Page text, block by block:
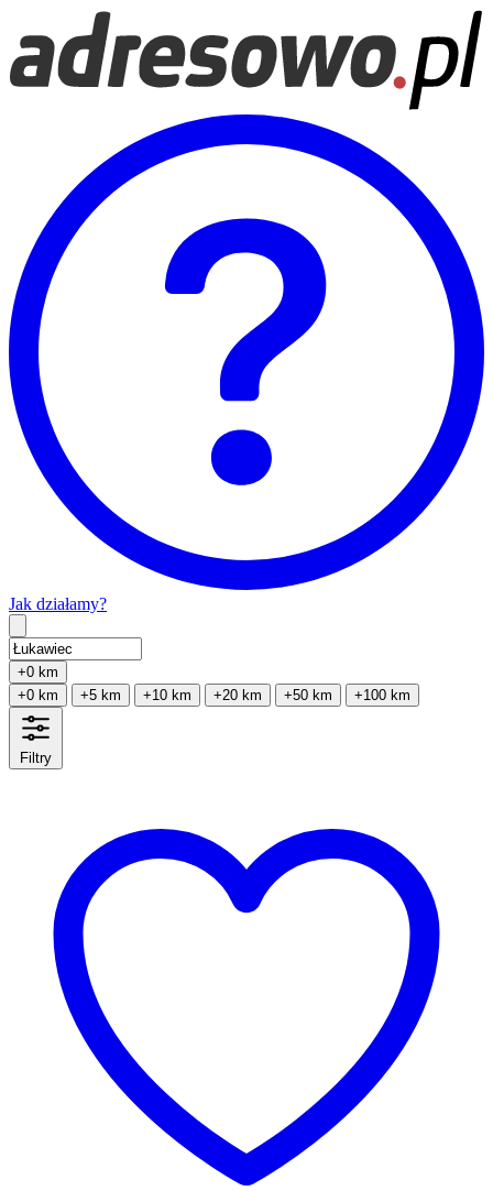
Jak działamy?
+0 km
+0 km
+5 km +10 km +20 km +50 km +100 km
Filtry